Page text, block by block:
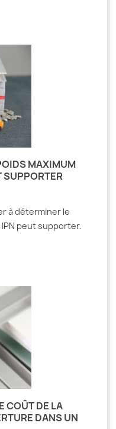
MAXIMUM
SUPPORTER
à déterminer le
peut supporter.
COÛT DE LA
DANS UN